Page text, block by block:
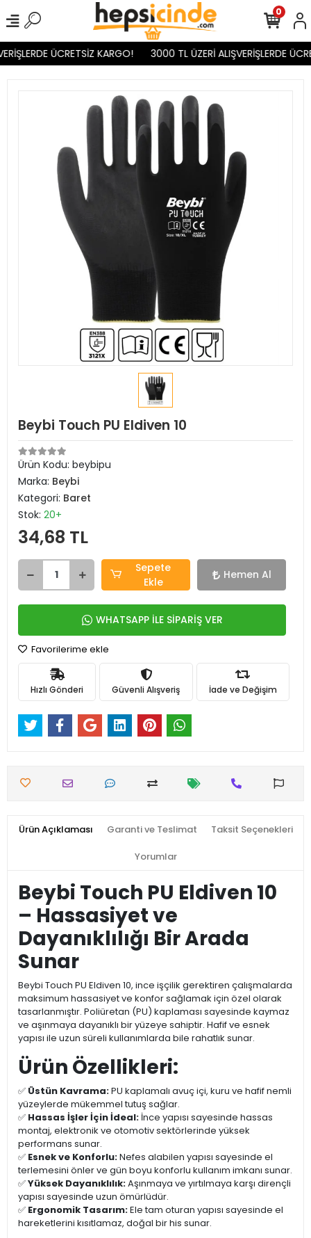
ÜCRETSİZ KARGO! 3000 TL ÜZERİ ALIŞVERİŞLERDE
0
Beybi Touch PU Eldiven 10
Ürün Kodu: beybipu
Marka: Beybi
Kategori: Baret
Stok: 20+
34,68 TL
Sepete
Ekle
Hemen Al
WHATSAPP İLE SİPARİŞ VER
Favorilerime ekle
Hızlı Gönderi Güvenli Alışveriş İade ve Değişim
Ürün Açıklaması Garanti ve Teslimat Taksit Seçenekleri
Yorumlar
Beybi Touch PU Eldiven 10
– Hassasiyet ve
Dayanıklılığı Bir Arada
Sunar
Beybi Touch PU Eldiven 10, ince işçilik gerektiren çalışmalarda
maksimum hassasiyet ve konfor sağlamak için özel olarak
tasarlanmıştır. Poliüretan (PU) kaplaması sayesinde kaymaz
ve aşınmaya dayanıklı bir yüzeye sahiptir. Hafif ve esnek
yapısı ile uzun süreli kullanımlarda bile rahatlık sunar.
Ürün Özellikleri:
✅ Üstün Kavrama:PU kaplamalı avuç içi, kuru ve hafif nemli
yüzeylerde mükemmel tutuş sağlar.
✅ Hassas İşler İçin İdeal: İnce yapısı sayesinde hassas
montaj, elektronik ve otomotiv sektörlerinde yüksek
performans sunar.
✅ Esnek ve Konforlu:Nefes alabilen yapısı sayesinde el
terlemesini önler ve gün boyu konforlu kullanım imkanı sunar.
✅Yüksek Dayanıklılık:Aşınmaya ve yırtılmaya karşı dirençli
yapısı sayesinde uzun ömürlüdür.
✅ Ergonomik Tasarım:Ele tam oturan yapısı sayesinde el
hareketlerini kısıtlamaz, doğal bir his sunar.